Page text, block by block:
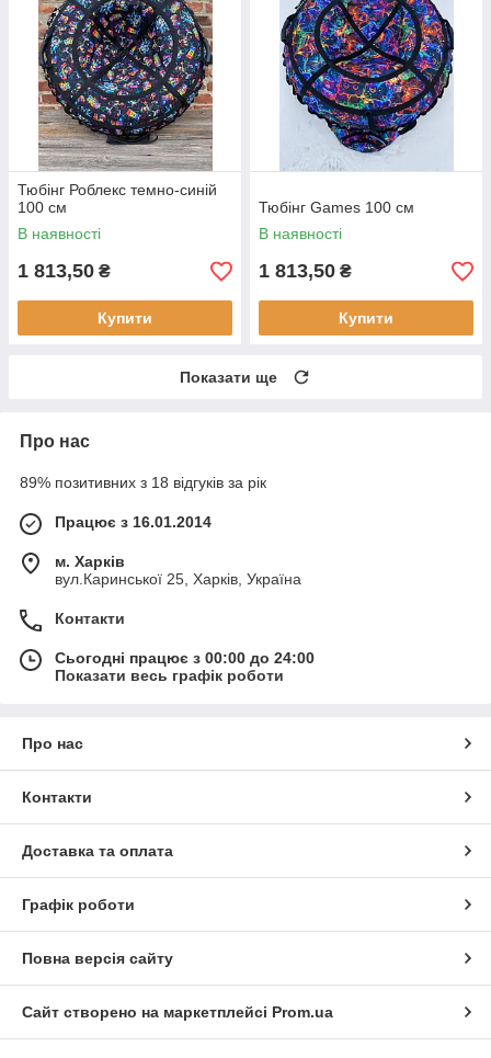
Тюбінг Роблекс темно-синій
100 см
В наявності
1 813,50 ₴
Купити
Тюбінг Games 100 см
В наявності
1 813,50 ₴
Купити
Показати ще
Про нас
89% позитивних з 18 відгуків за рік
Працює з 16.01.2014
м. Харків
вул.Каринської 25, Харків, Україна
Контакти
Сьогодні працює з 00:00 до 24:00
Показати весь графік роботи
Про нас
Контакти
Доставка та оплата
Графік роботи
Повна версія сайту
Сайт створено на маркетплейсі Prom.ua